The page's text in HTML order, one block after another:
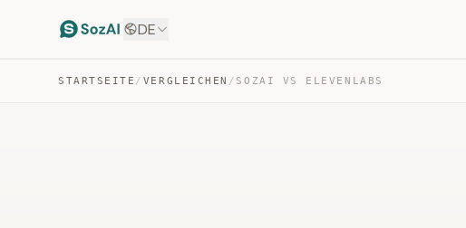
DE
STARTSEITE / VERGLEICHEN / SOZAI VS ELEVENLABS